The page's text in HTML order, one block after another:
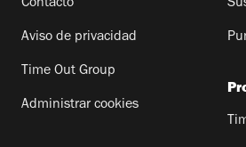
Contacto
Aviso de privacidad
Time Out Group
Administrar cookies